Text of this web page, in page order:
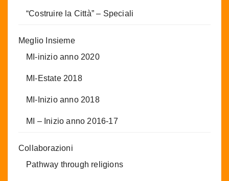
“Costruire la Città” – Speciali
Meglio Insieme
MI-inizio anno 2020
MI-Estate 2018
MI-Inizio anno 2018
MI – Inizio anno 2016-17
Collaborazioni
Pathway through religions